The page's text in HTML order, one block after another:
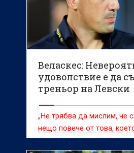
Веласкес:
удоволствие е да
треньор на Левски
„Не трябва да мислим, че
нещо повече от това,